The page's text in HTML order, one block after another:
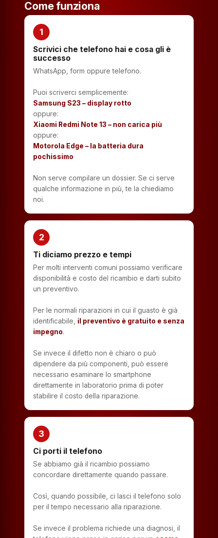
Come funziona
1
Scrivici che telefono hai e cosa gli è
successo
WhatsApp, form oppure telefono.
Puoi scriverci semplicemente:
Samsung S23 – display rotto
oppure:
Xiaomi Redmi Note 13 – non carica più
oppure:
Motorola Edge – la batteria dura
pochissimo
Non serve compilare un dossier. Se ci serve
qualche informazione in più, te la chiediamo
noi.
2
Ti diciamo prezzo e tempi
Per molti interventi comuni possiamo verificare
disponibilità e costo del ricambio e darti subito
un preventivo.
Per le normali riparazioni in cui il guasto è già
identificabile, il preventivo è gratuito e senza
impegno.
Se invece il difetto non è chiaro o può
dipendere da più componenti, può essere
necessario esaminare lo smartphone
direttamente in laboratorio prima di poter
stabilire il costo della riparazione.
3
Ci porti il telefono
Se abbiamo già il ricambio possiamo
concordare direttamente quando passare.
Così, quando possibile, ci lasci il telefono solo
per il tempo necessario alla riparazione.
Se invece il problema richiede una diagnosi, il